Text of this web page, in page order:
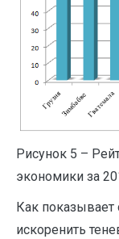
Рисунок 5 –
экономики за
Как
искоренить